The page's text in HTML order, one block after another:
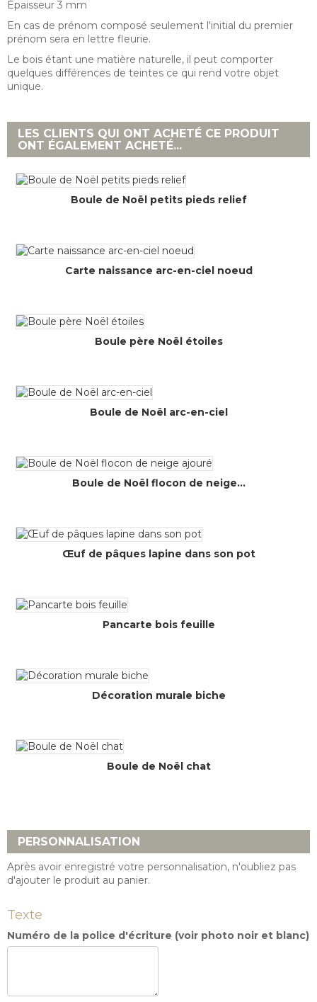
Épaisseur 3 mm
En cas de prénom composé seulement l'initial du premier
prénom sera en lettre fleurie.
Le bois étant une matière naturelle, il peut comporter
quelques différences de teintes ce qui rend votre objet
unique.
LES CLIENTS QUI ONT ACHETÉ CE PRODUIT
ONT ÉGALEMENT ACHETÉ...
Boule de Noël petits pieds relief
Carte naissance arc-en-ciel noeud
Boule père Noël étoiles
Boule de Noël arc-en-ciel
Boule de Noël flocon de neige...
Œuf de pâques lapine dans son pot
Pancarte bois feuille
Décoration murale biche
Boule de Noël chat
PERSONNALISATION
Après avoir enregistré votre personnalisation, n'oubliez pas
d'ajouter le produit au panier.
Texte
Numéro de la police d'écriture (voir photo noir et blanc)